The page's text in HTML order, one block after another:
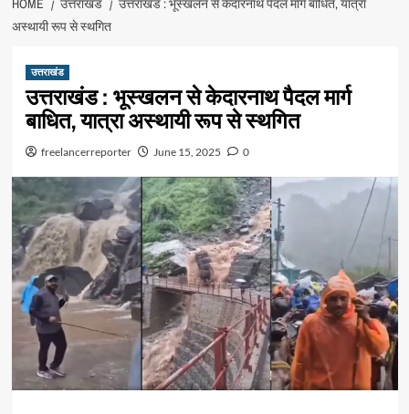
HOME उत्तराखंड
उत्तराखंड : भूस्खलन से केदारनाथ पैदल मार्ग बाधित, यात्रा
अस्थायी रूप से स्थगित
उत्तराखंड
उत्तराखंड : भूस्खलन से केदारनाथ पैदल मार्ग
बाधित, यात्रा अस्थायी रूप से स्थगित
freelancerreporter June 15, 2025 0